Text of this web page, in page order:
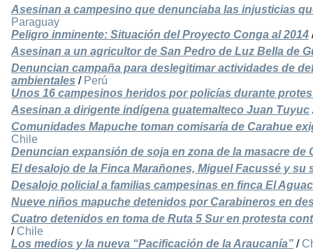
Asesinan a campesino que denunciaba las injusticias
Paraguay
Peligro inminente: Situación del Proyecto Conga al 2014
Asesinan a un agricultor de San Pedro de Luz Bella de
Denuncian campaña para deslegitimar actividades de
ambientales / Perú
Unos 16 campesinos heridos por policías durante
Asesinan a dirigente indígena guatemalteco Juan Tuyuc
Comunidades Mapuche toman comisaría de Carahue
Chile
Denuncian expansión de soja en zona de la masacre de
El desalojo de la Finca Marañones, Miguel Facussé y
Desalojo policial a familias campesinas en finca El
Nueve niños mapuche detenidos por Carabineros en
Cuatro detenidos en toma de Ruta 5 Sur en protesta
/ Chile
Los medios y la nueva “Pacificación de la Araucanía” /